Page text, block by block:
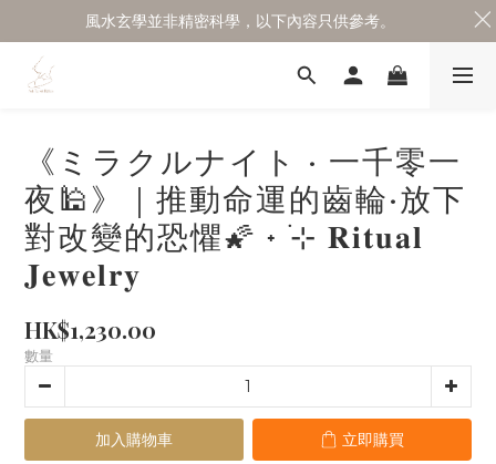
《ミラクルナイト · 一千零一
夜🕌》｜推動命運的齒輪·放下
對改變的恐懼🌠 ˖ ࣪⊹ 𝐑𝐢𝐭𝐮𝐚𝐥
𝐉𝐞𝐰𝐞𝐥𝐫𝐲
HK$1,230.00
數量
加入購物車 立即購買
風水玄學並非精密科學，以下內容只供參考。